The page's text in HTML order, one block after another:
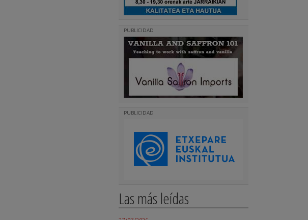
PUBLICIDAD
PUBLICIDAD
Las más leídas